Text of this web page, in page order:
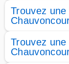
Trouvez
Trouvez